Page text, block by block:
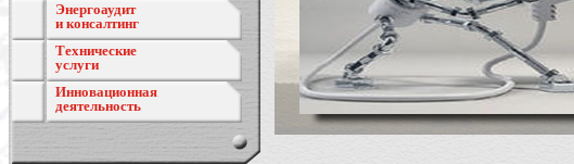
Энергоаудит
и консалтинг
Технические
услуги
Инновационная
деятельность